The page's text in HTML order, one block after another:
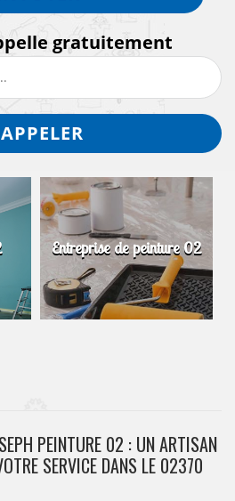
gratuitement
Entreprise de peinture 02
PEINTURE 02 : UN ARTISAN
SERVICE DANS LE 02370